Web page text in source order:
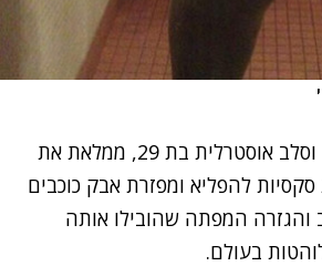
, דוגמנית וסלב אוסטרלית בת 29, ממלאת את
להפליא ומפזרת אבק כוכבים
והגזרה המפתה שהובילו אותה
בעולם.